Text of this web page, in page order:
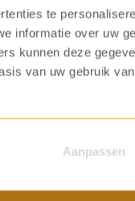
te
informatie over uw
kunnen deze
van uw gebruik
Aanpassen
voor een
refurbished
een andere
in plaats
weer zo goed